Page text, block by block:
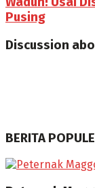
Pusing
Discussion
BERITA